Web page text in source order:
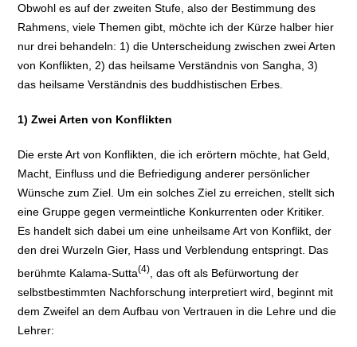
Obwohl es auf der zweiten Stufe, also der Bestimmung des
Rahmens, viele Themen gibt, möchte ich der Kürze halber hier
nur drei behandeln: 1) die Unterscheidung zwischen zwei Arten
von Konflikten, 2) das heilsame Verständnis von Sangha, 3)
das heilsame Verständnis des buddhistischen Erbes.
1)Zwei Arten von Konflikten
Die erste Art von Konflikten, die ich erörtern möchte, hat Geld,
Macht, Einfluss und die Befriedigung anderer persönlicher
Wünsche zum Ziel. Um ein solches Ziel zu erreichen, stellt sich
eine Gruppe gegen vermeintliche Konkurrenten oder Kritiker.
Es handelt sich dabei um eine unheilsame Art von Konflikt, der
den drei Wurzeln Gier, Hass und Verblendung entspringt. Das
berühmte Kalama-Sutta(4)
, das oft als Befürwortung der
selbstbestimmten Nachforschung interpretiert wird, beginnt mit
dem Zweifel an dem Aufbau von Vertrauen in die Lehre und die
Lehrer: